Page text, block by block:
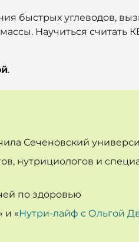
быстрых углеводов,
Научиться считать
.
Сеченовский
нутрициологов и
по здоровью
и «Нутри-лайф с Ольгой